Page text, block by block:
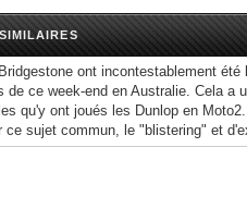
ont incontestablement été
de ce week-end en Australie. Cela a
qu'y ont joués les Dunlop en
ce sujet commun, le "blistering" et